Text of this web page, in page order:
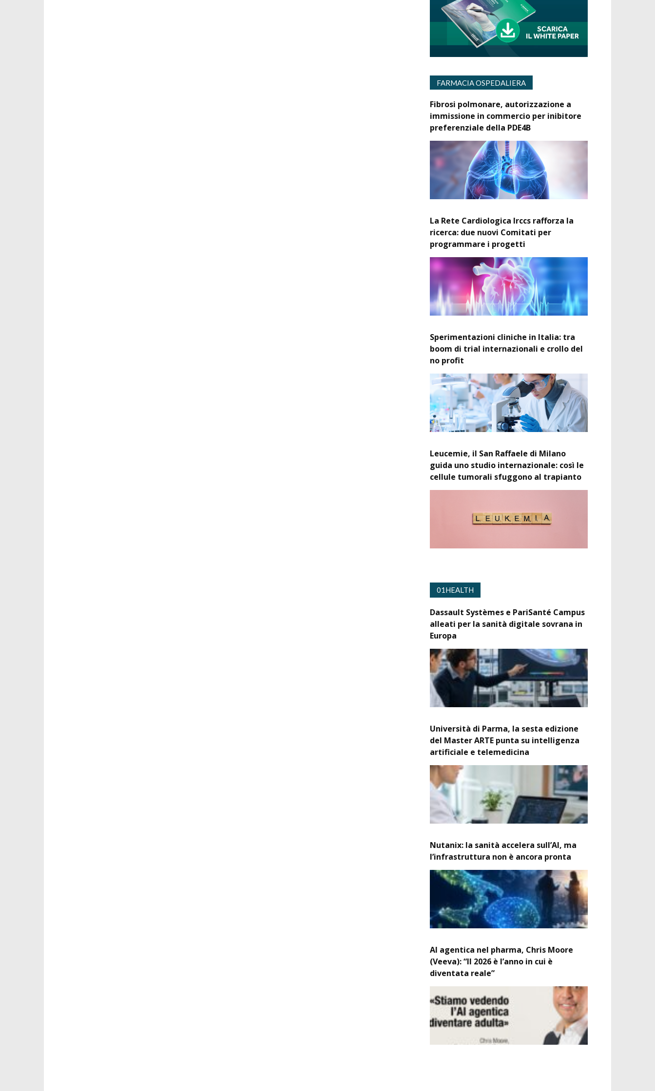
FARMACIA OSPEDALIERA
Fibrosi polmonare, autorizzazione a
immissione in commercio per inibitore
preferenziale della PDE4B
La Rete Cardiologica Irccs rafforza la
ricerca: due nuovi Comitati per
programmare i progetti
Sperimentazioni cliniche in Italia: tra
boom di trial internazionali e crollo del
no profit
Leucemie, il San Raffaele di Milano
guida uno studio internazionale: così le
cellule tumorali sfuggono al trapianto
01HEALTH
Dassault Systèmes e PariSanté Campus
alleati per la sanità digitale sovrana in
Europa
Università di Parma, la sesta edizione
del Master ARTE punta su intelligenza
artificiale e telemedicina
Nutanix: la sanità accelera sull’AI, ma
l’infrastruttura non è ancora pronta
AI agentica nel pharma, Chris Moore
(Veeva): “Il 2026 è l’anno in cui è
diventata reale”